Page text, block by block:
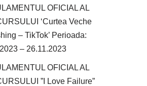
OFICIAL AL
‘Curtea Veche
– TikTok’ Perioada:
– 26.11.2023
OFICIAL AL
”I Love Failure”